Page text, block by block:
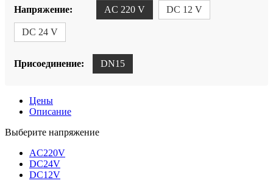
Напряжение: AC 220 V DC 12 V
DC 24 V
Присоединение: DN15
Цены
Описание
Выберите напряжение
AC220V
DC24V
DC12V